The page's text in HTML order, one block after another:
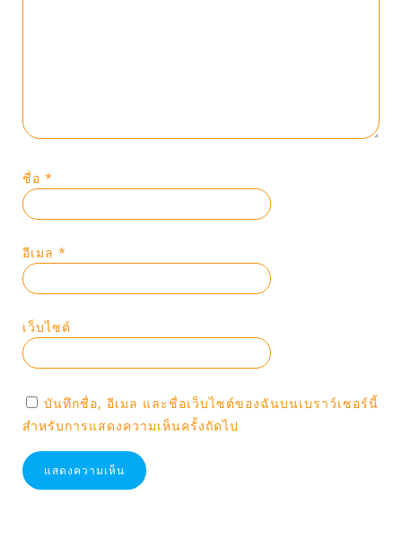
ชื่อ *
อีเมล *
เว็บไซต์
บันทึกชื่อ, อีเมล และชื่อเว็บไซต์ของฉันบนเบราว์เซอร์นี้
สำหรับการแสดงความเห็นครั้งถัดไป